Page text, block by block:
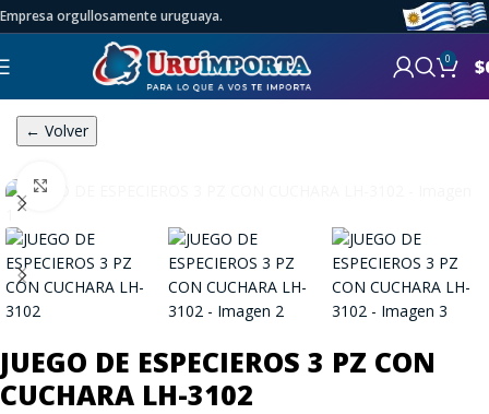
Empresa orgullosamente uruguaya.
0 $
← Volver
JUEGO DE ESPECIEROS 3 PZ CON
CUCHARA LH-3102